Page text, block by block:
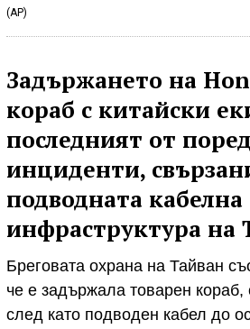
(AP)
Задържането на
кораб с китайски
последният от
инциденти,
подводната кабелна
инфраструктура на
Бреговата охрана на Тайван
че е задържала товарен кораб,
след като подводен кабел до